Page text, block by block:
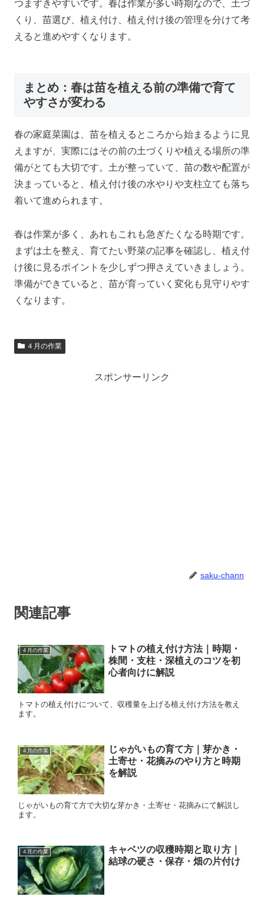
つまずきやすいです。春は作業が多い時期なので、土づ
くり、苗選び、植え付け、植え付け後の管理を分けて考
えると進めやすくなります。
まとめ：春は苗を植える前の準備で育て
やすさが変わる
春の家庭菜園は、苗を植えるところから始まるように見
えますが、実際にはその前の土づくりや植える場所の準
備がとても大切です。土が整っていて、苗の数や配置が
決まっていると、植え付け後の水やりや支柱立ても落ち
着いて進められます。
春は作業が多く、あれもこれも急ぎたくなる時期です。
まずは土を整え、育てたい野菜の記事を確認し、植え付
け後に見るポイントを少しずつ押さえていきましょう。
準備ができていると、苗が育っていく変化も見守りやす
くなります。
４月の作業
スポンサーリンク
saku-chann
関連記事
４月の作業
トマトの植え付け方法｜時期・
株間・支柱・深植えのコツを初
心者向けに解説
トマトの植え付けについて、収穫量を上げる植え付け方法を教え
ます。
４月の作業
じゃがいもの育て方｜芽かき・
土寄せ・花摘みのやり方と時期
を解説
じゃがいもの育て方で大切な芽かき・土寄せ・花摘みにて解説し
ます。
４月の作業
キャベツの収穫時期と取り方｜
結球の硬さ・保存・畑の片付け